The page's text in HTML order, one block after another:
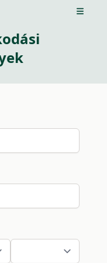
Open